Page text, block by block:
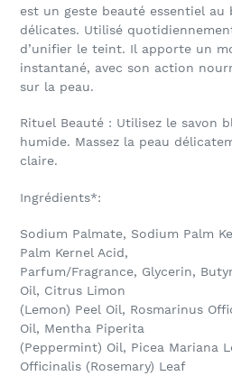
est un geste beauté essentiel au
délicates. Utilisé
d’unifier le teint. Il apporte un
instantané, avec son action
sur la peau.
Rituel Beauté : Utilisez le savon
humide. Massez la peau
claire.
Ingrédients*:
Sodium Palmate, Sodium Palm
Palm Kernel Acid,
Parfum/Fragrance, Glycerin,
Oil, Citrus Limon
(Lemon) Peel Oil, Rosmarinus
Oil, Mentha Piperita
(Peppermint) Oil, Picea Mariana
Officinalis (Rosemary) Leaf